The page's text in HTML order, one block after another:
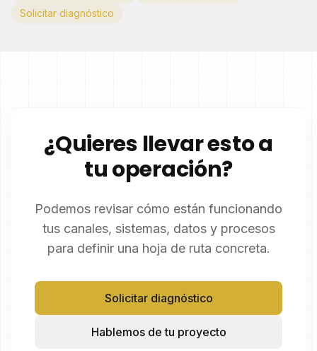
Solicitar diagnóstico
¿Quieres llevar esto a
tu operación?
Podemos revisar cómo están funcionando
tus canales, sistemas, datos y procesos
para definir una hoja de ruta concreta.
Solicitar diagnóstico
Hablemos de tu proyecto